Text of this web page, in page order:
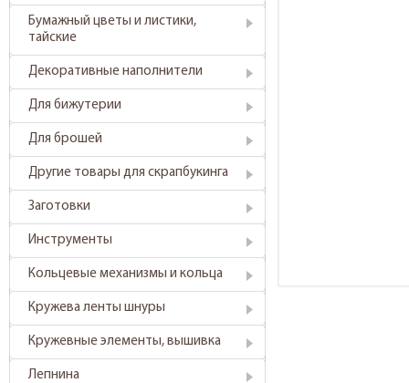
Бумажный цветы и листики,
тайские
Декоративные наполнители
Для бижутерии
Для брошей
Другие товары для скрапбукинга
Заготовки
Инструменты
Кольцевые механизмы и кольца
Кружева ленты шнуры
Кружевные элементы, вышивка
Лепнина